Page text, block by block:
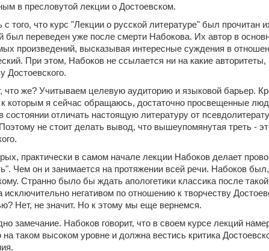
в пресловутой лекции о Достоевском.
с того, что курс "Лекции о русской литературе" был прочитан
был переведен уже после смерти Набокова. Их автор в
произведений, высказывая интересные суждения в
При этом, Набоков не ссылается ни на какие
Достоевского.
что же? Учитываем целевую аудиторию и языковой барьер.
к которым я сейчас обращаюсь, достаточно просвещенные
состоянии отличать настоящую литературу от
не стоит делать вывод, что вышеупомянутая треть -
практически в самом начале лекции Набоков делает
Чем он и занимается на протяжении всей речи. Набоков
Странно было бы ждать апологетики классика после
исключительно негативом по отношению к творчеству
Нет, не значит. Но к этому мы еще вернемся.
замечание. Набоков говорит, что в своем курсе лекций
на таком высоком уровне и должна вестись критика